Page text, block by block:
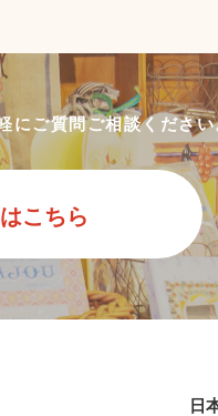
にご質問ご相談ください
こちら
日